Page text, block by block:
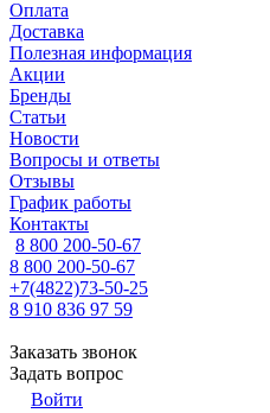
Оплата
Доставка
Полезная информация
Акции
Бренды
Статьи
Новости
Вопросы и ответы
Отзывы
График работы
Контакты
8 800 200-50-67
8 800 200-50-67
+7(4822)73-50-25
8 910 836 97 59
Заказать звонок
Задать вопрос
Войти